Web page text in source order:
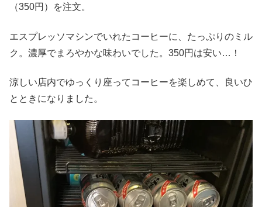
（350円）を注文。
エスプレッソマシンでいれたコーヒーに、たっぷりのミル
ク。濃厚でまろやかな味わいでした。350円は安い…！
涼しい店内でゆっくり座ってコーヒーを楽しめて、良いひ
とときになりました。